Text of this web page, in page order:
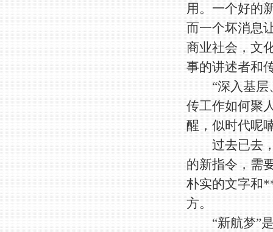
用。一个好的
而一个坏消息
商业社会，文
事的讲述者和
“深入基层、
传工作如何聚
醒，似时代呢
过去已去，
的新指令，需
朴实的文字和
方。
“新航梦”是